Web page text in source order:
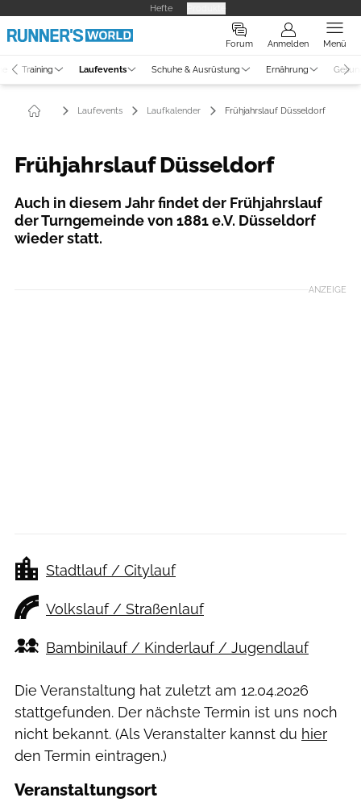
Hefte
Forum Anmelden Menü
Training Laufevents Schuhe & Ausrüstung Ernährung
Laufevents Laufkalender Frühjahrslauf Düsseldorf
Frühjahrslauf Düsseldorf
Auch in diesem Jahr findet der Frühjahrslauf
der Turngemeinde von 1881 e.V. Düsseldorf
wieder statt.
ANZEIGE
Stadtlauf / Citylauf
Volkslauf / Straßenlauf
Bambinilauf / Kinderlauf / Jugendlauf
Die Veranstaltung hat zuletzt am 12.04.2026
stattgefunden. Der nächste Termin ist uns noch
nicht bekannt. (Als Veranstalter kannst du hier
den Termin eintragen.)
Veranstaltungsort